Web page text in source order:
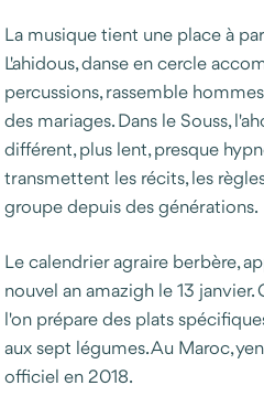
La musique tient une place à
L'ahidous, danse en cercle
percussions, rassemble
des mariages. Dans le Souss,
différent, plus lent, presque
transmettent les récits, les
groupe depuis des générations.
Le calendrier agraire berbère,
nouvel an amazigh le 13
l'on prépare des plats
aux sept légumes. Au Maroc,
officiel en 2018.